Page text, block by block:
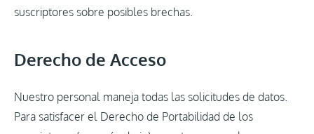
suscriptores sobre posibles brechas.
Derecho de Acceso
Nuestro personal maneja todas las solicitudes de datos.
Para satisfacer el Derecho de Portabilidad de los